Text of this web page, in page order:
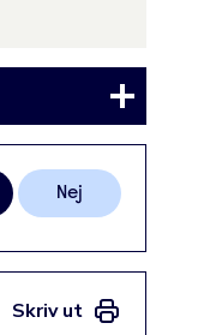
Nej
Skriv ut